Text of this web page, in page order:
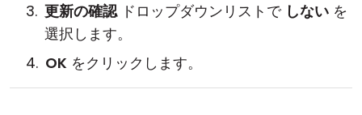
更新の確認ドロップダウンリストで しない を
選択します。
OK をクリックします。